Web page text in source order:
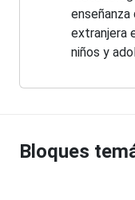
extranjera
niños y
Bloques